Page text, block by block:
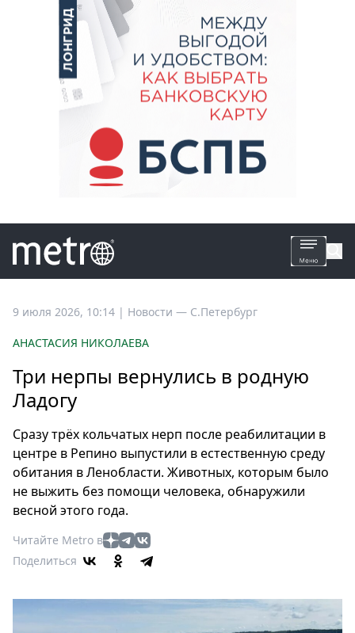
Все
Россия
Мир
Еда
Туризм
Мода
Театр
Кино
Афиша
Выставки
9 июля 2026, 10:14 | Новости — С.Петербург
АНАСТАСИЯ НИКОЛАЕВА
Три нерпы вернулись в родную
Ладогу
Cразу трёх кольчатых нерп после реабилитации в
центре в Репино выпустили в естественную среду
обитания в Ленобласти. Животных, которым было
не выжить без помощи человека, обнаружили
весной этого года.
Читайте Metro в
Поделиться